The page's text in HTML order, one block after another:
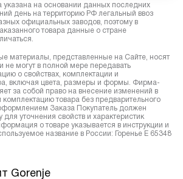
указана на основании данных последних
день на территорию РФ легальный ввоз
официальных заводов, поэтому в
товара данные о стране
материалы, представленные на Сайте, носят
не могут в полной мере передавать
о свойствах, комплектации и
включая цвета, размеры и формы. Фирма-
за собой право на внесение изменений в
комплектацию товара без предварительного
Заказа Покупатель должен
для уточнения свойств и характеристик
о товаре указывается в инструкции и
название в России: Горенье E 65348
Gorenje